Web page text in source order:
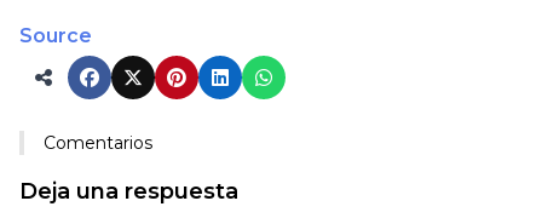
Source
Comentarios
Deja una respuesta